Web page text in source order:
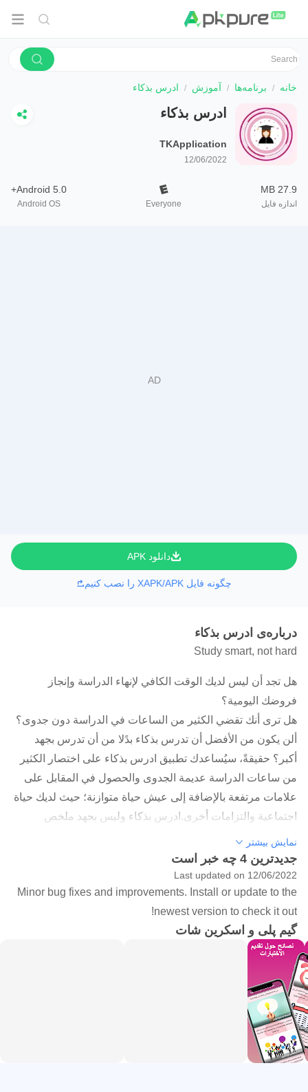
خانه برنامه‌ها آموزش ادرس بذكاء
ادرس بذكاء
TKApplication
12/06/2022
27.9 MB
اندازه فایل Everyone
Android 5.0+
Android OS
دانلود APK
چگونه فایل XAPK/APK را نصب کنیم
درباره‌ی ادرس بذكاء
Study smart, not hard
هل تجد أن ليس لديك الوقت الكافي لإنهاء الدراسة وإنجاز
فروضك اليومية؟
هل ترى أنك تقضي الكثير من الساعات في الدراسة دون جدوى؟
ألن يكون من الأفضل أن تدرس بذكاء بدًلا من أن تدرس بجهد
أكبر؟ حقيقةً، سيُساعدك تطبيق ادرس بذكاء على اختصار الكثير
من ساعات الدراسة عديمة الجدوى والحصول في المقابل على
علامات مرتفعة بالإضافة إلى عيش حياة متوازنة؛ حيث لديك حياة
اجتماعية والتزامات أخرى.ادرس بذكاء وليس بجهد ملخص
تُعتبر الدراسة بذكاء مهارةً فرديةً تُتيح للشخص اتّباع طرق مناسبة
من شأنها توفير الوقت والجهد أثناء الدراسة، ويُمكن الاعتماد على
منهجيات وأساليب محدّدة لتحقيق ذلك؛ مثل استخدام الحواس،
وأسلوب التعلّم الشامل الذي يُركّز على العلاقة بين المعلومات
والأفكار لربط المفاهيم والتفاصيل المُختلفة بطريقةٍ تُسهّل على
الفرد تذكّرها، بالإضافة إلى ضرورة اكتشاف الفرد للآليات التي
يُمكنه من خلالها تحسين مهاراته الدراسية، لتحديد أساليب
الدراسة التي تُناسب قدراته
تطبيق ادرس بذكاء سيساعدك على تنظيم الوقت والتخلص من
وسائل الالهاء اثناء الدراسة ويقدم لك افضل اساليب الدراسة
الفعالة ويحذرك من اساليب الدراسة التي يجب تجنبها ويوفر لك
مهارت تساعدك على تحقيق التفوق الدراسي وطرق كيف احبب
نفسي بالدراسة ويقدم اقوى النصائح حول تقديم الامتحانات
نمایش بیشتر
جدیدترین 4 چه خبر است
Last updated on 12/06/2022
Minor bug fixes and improvements. Install or update to the
newest version to check it out!
گیم پلی و اسکرین شات